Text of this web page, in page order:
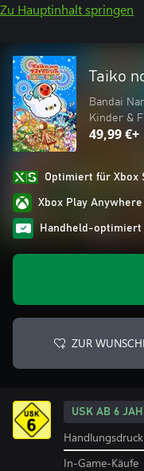
Zu Hauptinhalt springen
Taiko
Bandai
Kinder &
49,99 €+
Optimiert für Xbox
Xbox Play Anywhere
Handheld-optimiert
ZUR
USK AB 6
In-Game-Käufe